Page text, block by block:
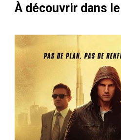
À découvrir dans